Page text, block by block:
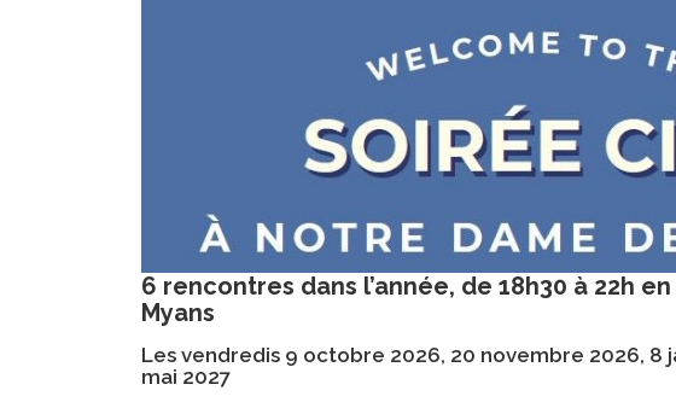
6 rencontres dans l’année, de 18h30 à 22h
Myans
Les vendredis 9 octobre 2026, 20 novembre 2026, 8
mai 2027